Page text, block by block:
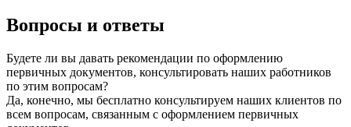
Вопросы и ответы
Будете ли вы давать рекомендации по оформлению
первичных документов, консультировать наших работников
по этим вопросам?
Да, конечно, мы бесплатно консультируем наших клиентов по
всем вопросам, связанным с оформлением первичных